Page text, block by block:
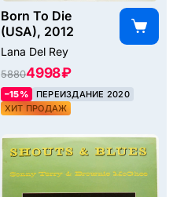
Born To Die
(USA), 2012
Lana Del Rey
58804998 ₽
–15%
ПЕРЕИЗДАНИЕ 2020
ХИТ ПРОДАЖ